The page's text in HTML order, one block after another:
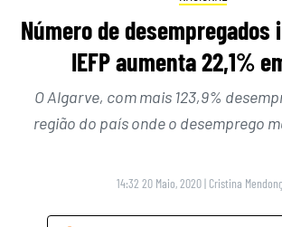
Número de
IEFP aumenta 22,1%
O Algarve, com mais 123,9%
região do país onde o desemprego
14:32 20 Maio, 2020 | Cristina